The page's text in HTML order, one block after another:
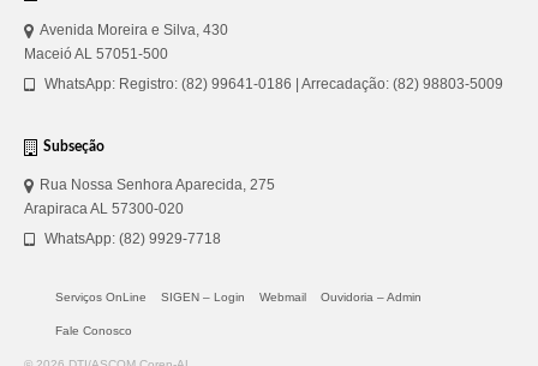
Avenida Moreira e Silva, 430
Maceió AL 57051-500
WhatsApp: Registro: (82) 99641-0186 | Arrecadação: (82) 98803-5009
Subseção
Rua Nossa Senhora Aparecida, 275
Arapiraca AL 57300-020
WhatsApp: (82) 9929-7718
Serviços OnLine SIGEN – Login Webmail Ouvidoria – Admin
Fale Conosco